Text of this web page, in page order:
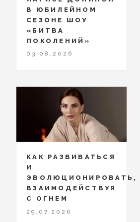
В ЮБИЛЕЙНОМ
СЕЗОНЕ ШОУ
«БИТВА
ПОКОЛЕНИЙ»
03.08.2026
КАК РАЗВИВАТЬСЯ
И
ЭВОЛЮЦИОНИРОВАТЬ,
ВЗАИМОДЕЙСТВУЯ
С ОГНЕМ
29.07.2026